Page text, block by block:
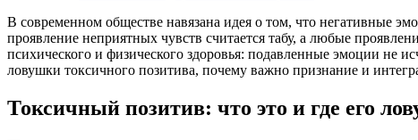
В современном обществе навязана идея о том, что негативные
проявление неприятных чувств считается табу, а любые
психического и физического здоровья: подавленные эмоции не
ловушки токсичного позитива, почему важно признание и
Токсичный позитив: что это и где его